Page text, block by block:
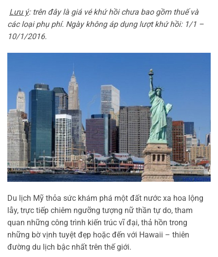
Lưu ý: trên đây là giá vé khứ hồi chưa bao gồm thuế và
các loại phụ phí. Ngày không áp dụng lượt khứ hồi: 1/1 –
10/1/2016.
Du lịch Mỹ thỏa sức khám phá một đất nước xa hoa lộng
lẫy, trực tiếp chiêm ngưỡng tượng nữ thần tự do, tham
quan những công trình kiến trúc vĩ đại, thả hồn trong
những bờ vịnh tuyệt đẹp hoặc đến với Hawaii – thiên
đường du lịch bậc nhất trên thế giới.